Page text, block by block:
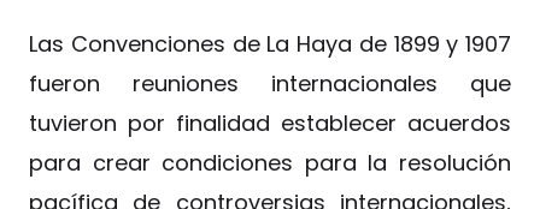
Las Convenciones de La Haya de 1899 y 1907
fueron reuniones internacionales que
tuvieron por finalidad establecer acuerdos
para crear condiciones para la resolución
pacífica de controversias internacionales,